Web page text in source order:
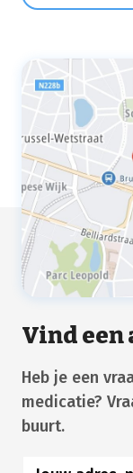
regelmatig
naar de wc
voedsel
Vind een
Heb je een
medicatie?
buurt.